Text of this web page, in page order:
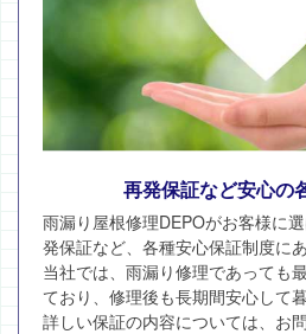
再発保証など安心の
雨漏り屋根修理DEPOがお客様に
発保証など、各種安心保証制度にあ
当社では、雨漏り修理であっても
ており、修理後も長期間安心して
詳しい保証の内容については、お